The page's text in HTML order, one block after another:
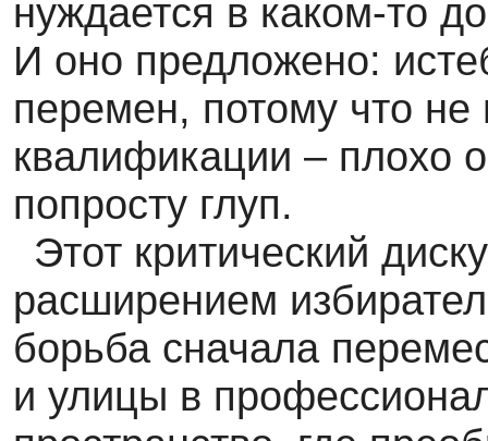
нуждается в каком-то
И оно предложено:
перемен, потому что не
квалификации – плохо
попросту глуп.
Этот критический
расширением
борьба сначала
и улицы в